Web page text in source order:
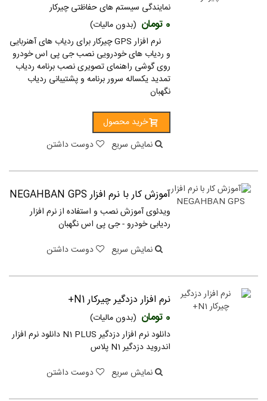
نمایندگی سیستم های حفاظتی چیرکار
0 تومان (بدون مالیات)
نرم افزار GPS چیرکار برای ردیاب های آهنربایی
و ردیاب های خودرویی نصب جی پی اس خودرو
روی گوشی راهنمای تصویری نصب برنامه ردیاب
تمدید یکساله سرور برنامه و پشتیبانی ردیاب
نگهبان
خرید محصول
نمایش سریع
دوست داشتن
آموزش کار با نرم افزار NEGAHBAN GPS
ویدئوی آموزش نصب و استفاده از نرم افزار
ردیابی خودرو - جی پی اس نگهبان
نمایش سریع
دوست داشتن
نرم افزار دزدگیر چیرکار N1+
0 تومان
(بدون مالیات)
دانلود نرم افزار دزدگیر N1 PLUS دانلود نرم افزار
اندروید دزدگیر N1 پلاس
نمایش سریع
دوست داشتن